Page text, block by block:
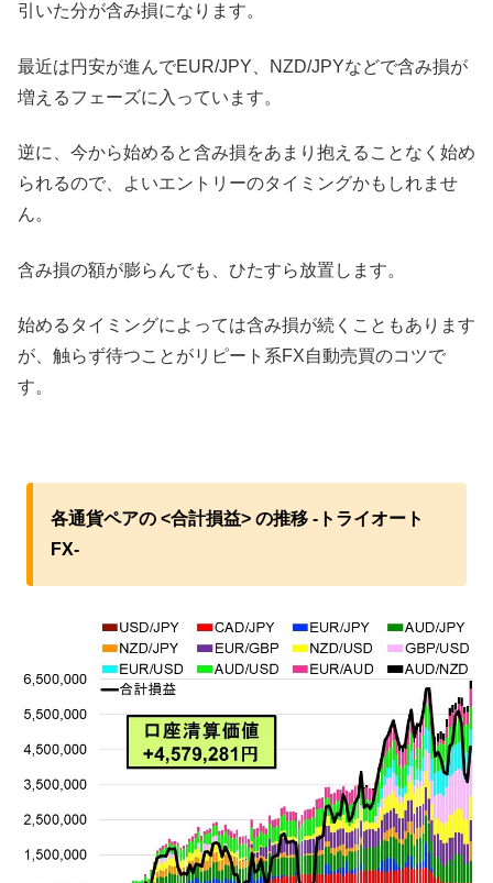
引いた分が含み損になります。
最近は円安が進んでEUR/JPY、NZD/JPYなどで含み損が
増えるフェーズに入っています。
逆に、今から始めると含み損をあまり抱えることなく始め
られるので、よいエントリーのタイミングかもしれませ
ん。
含み損の額が膨らんでも、ひたすら放置します。
始めるタイミングによっては含み損が続くこともあります
が、触らず待つことがリピート系FX自動売買のコツで
す。
各通貨ペアの <合計損益> の推移 -トライオート
FX-